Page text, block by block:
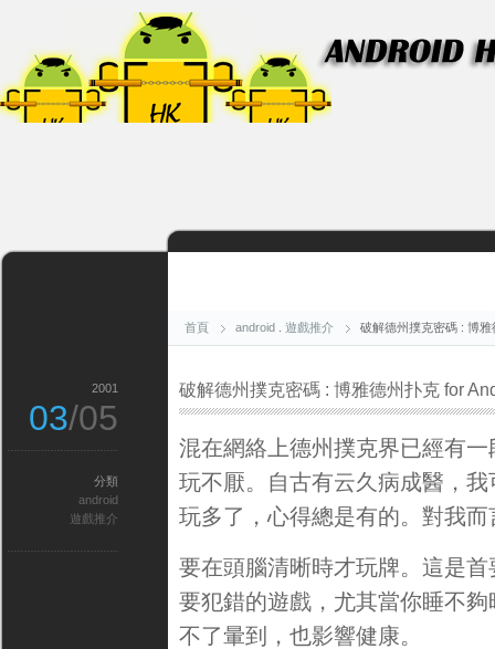
首頁 android 遊戲推介 破解德州撲克密碼 : 博
破解德州撲克密碼 : 博雅德州扑克 for
混在網絡上德州撲克界已經有
玩不厭。自古有云久病成醫，
玩多了，心得總是有的。對我而
要在頭腦清晰時才玩牌。這是
要犯錯的遊戲，尤其當你睡不
不了暈到，也影響健康。
2001
03/05
分類
android
遊戲推介